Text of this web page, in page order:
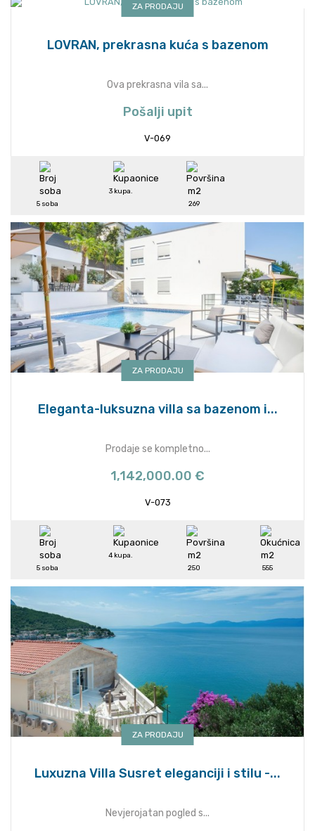
ZA PRODAJU
LOVRAN, prekrasna kuća s bazenom
Ova prekrasna vila sa...
Pošalji upit
V-069
5 soba
3 kupa.
269
ZA PRODAJU
Eleganta-luksuzna villa sa bazenom i...
Prodaje se kompletno...
1,142,000.00 €
V-073
5 soba
4 kupa.
250
555
ZA PRODAJU
Luxuzna Villa Susret eleganciji i stilu -...
Nevjerojatan pogled s...